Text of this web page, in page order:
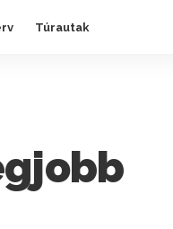
Túrautak